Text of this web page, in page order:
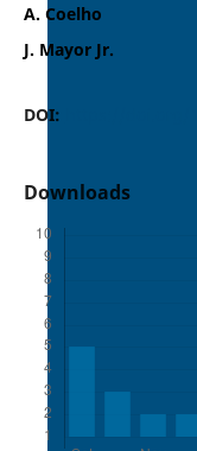
A. Coelho
J. Mayor Jr.
DOI:
Downloads